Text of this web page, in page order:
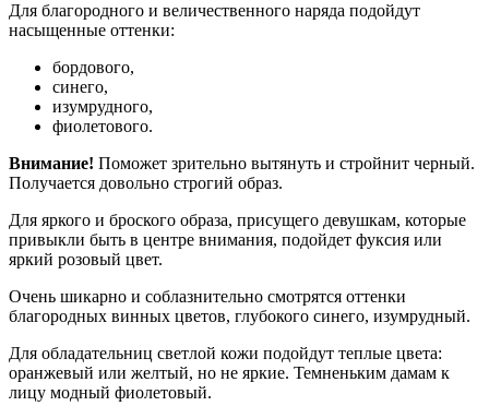
Для благородного и величественного наряда подойдут
насыщенные оттенки:
бордового,
синего,
изумрудного,
фиолетового.
Внимание! Поможет зрительно вытянуть и стройнит черный.
Получается довольно строгий образ.
Для яркого и броского образа, присущего девушкам, которые
привыкли быть в центре внимания, подойдет фуксия или
яркий розовый цвет.
Очень шикарно и соблазнительно смотрятся оттенки
благородных винных цветов, глубокого синего, изумрудный.
Для обладательниц светлой кожи подойдут теплые цвета:
оранжевый или желтый, но не яркие. Темненьким дамам к
лицу модный фиолетовый.